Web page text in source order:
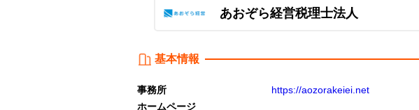
あおぞら経営税理士法人
基本情報
事務所
ホームページ
https://aozorakeiei.net